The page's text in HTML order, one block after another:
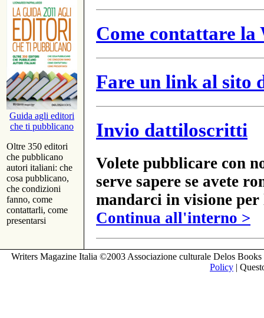
Guida agli editori
che ti pubblicano
Oltre 350 editori
che pubblicano
autori italiani: che
cosa pubblicano,
che condizioni
fanno, come
contattarli, come
presentarsi
Come contattare
Fare un link al sito
Invio dattiloscritti
Volete pubblicare con
serve sapere se avete
mandarci in visione
Continua all'interno >
Writers Magazine Italia ©2003 Associazione culturale Delos
Policy |